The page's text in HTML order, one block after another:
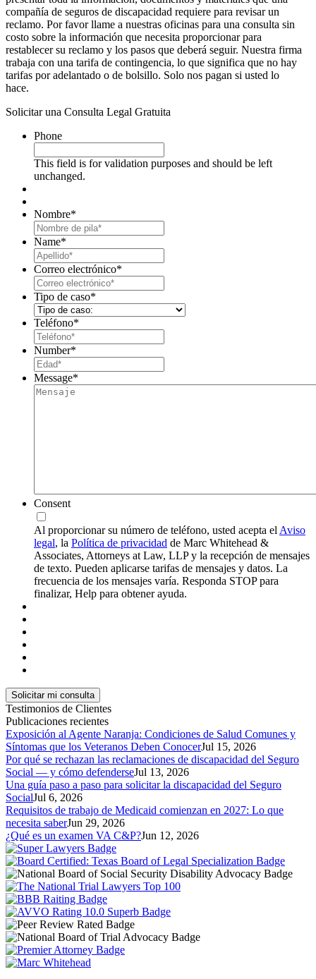
compañía de seguros de discapacidad requiere para revisar un
reclamo. Por favor llame a nuestras oficinas para una consulta sin
costo sobre la información que necesita proporcionar para
restablecer su reclamo y los pasos que deberá seguir. Nuestra firma
trabaja con una tarifa de contingencia, lo que significa que no hay
tarifas por adelantado o de bolsillo. Solo nos pagan si usted lo
hace.
Solicitar una Consulta Legal Gratuita
Phone
This field is for validation purposes and should be left
unchanged.
Nombre*
Name*
Correo electrónico*
Tipo de caso*
Teléfono*
Number*
Message*
Consent
Al proporcionar su número de teléfono, usted acepta el Aviso
legal, la Política de privacidad de Marc Whitehead &
Associates, Attorneys at Law, LLP y la recepción de mensajes
de texto. Pueden aplicarse tarifas de mensajes y datos. La
frecuencia de los mensajes varía. Responda STOP para
finalizar, Help para obtener ayuda.
Testimonios de Clientes
Publicaciones recientes
Exposición al Agente Naranja: Condiciones de Salud Comunes y
Síntomas que los Veteranos Deben ConocerJul 15, 2026
Por qué se rechazan las reclamaciones de discapacidad del Seguro
Social — y cómo defenderseJul 13, 2026
Una guía paso a paso para solicitar la discapacidad del Seguro
SocialJul 6, 2026
Requisitos de trabajo de Medicaid comienzan en 2027: Lo que
necesita saberJun 29, 2026
¿Qué es un examen VA C&P?Jun 12, 2026